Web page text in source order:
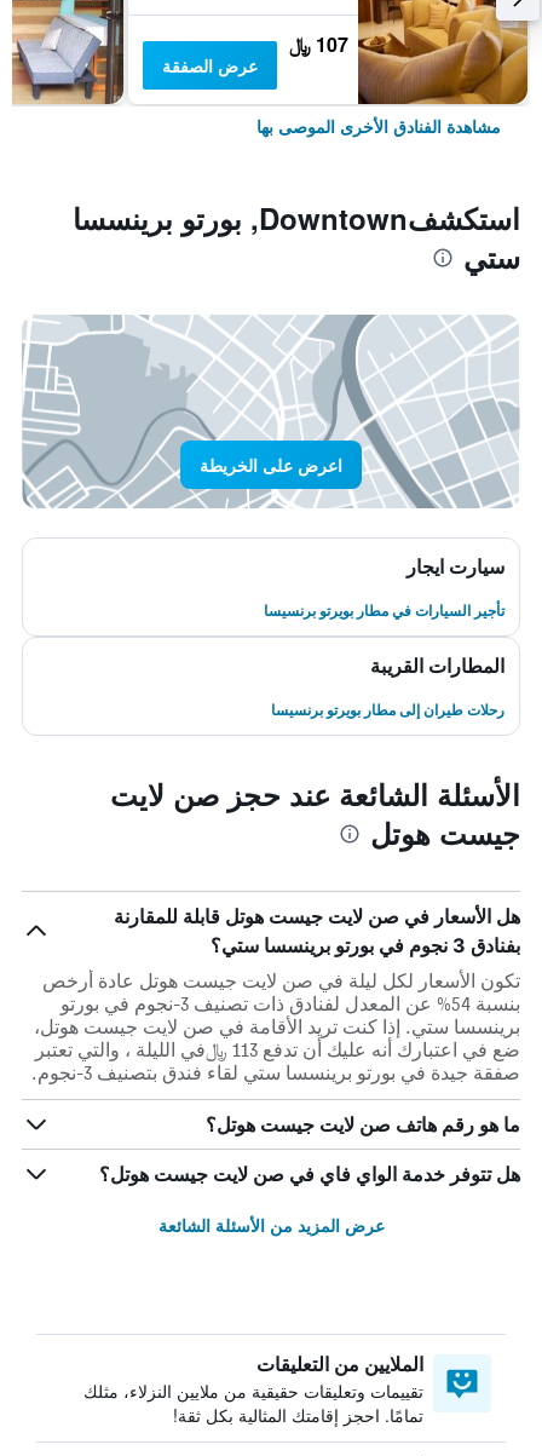
107 ﷼
عرض الصفقة
مشاهدة الفنادق الأخرى الموصى بها
استكشفDowntown, بورتو برينسسا
ستي
اعرض على الخريطة
سيارت ايجار
تأجير السيارات في مطار بويرتو برنسيسا
المطارات القريبة
رحلات طيران إلى مطار بويرتو برنسيسا
الأسئلة الشائعة عند حجز صن لايت
جيست هوتل
هل الأسعار في صن لايت جيست هوتل قابلة للمقارنة
بفنادق 3 نجوم في بورتو برينسسا ستي؟
تكون الأسعار لكل ليلة في صن لايت جيست هوتل عادة أرخص
بنسبة 54% عن المعدل لفنادق ذات تصنيف 3-نجوم في بورتو
برينسسا ستي. إذا كنت تريد الأقامة في صن لايت جيست هوتل،
ضع في اعتبارك أنه عليك أن تدفع 113 ﷼في الليلة ، والتي تعتبر
صفقة جيدة في بورتو برينسسا ستي لقاء فندق بتصنيف 3-نجوم.
ما هو رقم هاتف صن لايت جيست هوتل؟
هل تتوفر خدمة الواي فاي في صن لايت جيست هوتل؟
عرض المزيد من الأسئلة الشائعة
الملايين من التعليقات
تقييمات وتعليقات حقيقية من ملايين النزلاء، مثلك
تمامًا. احجز إقامتك المثالية بكل ثقة!